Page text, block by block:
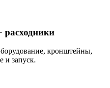
расходники
кронштейны,
и запуск.